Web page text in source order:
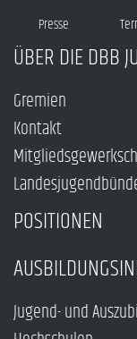
Presse
ÜBER DIE DBB
Gremien
Kontakt
POSITIONEN
Jugend- und